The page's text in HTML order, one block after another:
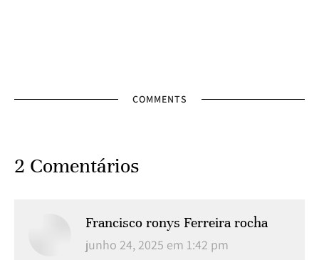
COMMENTS
2 Comentários
Francisco ronys Ferreira rocha
disse:
junho 24, 2025 em 1:42 pm